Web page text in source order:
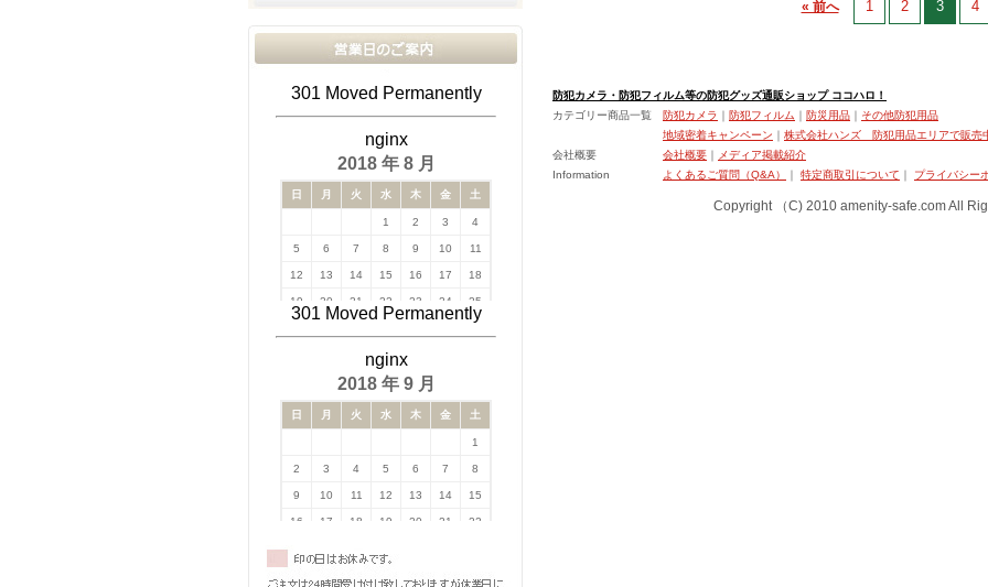
« 前へ 1 2 3 4
防犯カメラ・防犯フィルム等の防犯グッズ通販ショップ ココハロ！
カテゴリー商品一覧
防犯カメラ ｜ 防犯フィルム ｜ 防災用品 ｜ その他防犯用品
地域密着キャンペーン ｜ 株式会社ハンズ 防犯用品エリアで販売
会社概要
会社概要 ｜
メディア掲載紹介
Information
よくあるご質問（Q&A） ｜ 特定商取引について ｜ プライバシー
Copyright （C) 2010 amenity-safe.com All